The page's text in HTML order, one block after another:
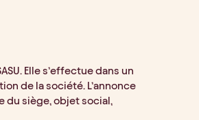
Elle s’effectue dans un
de la société. L’annonce
du siège, objet social,